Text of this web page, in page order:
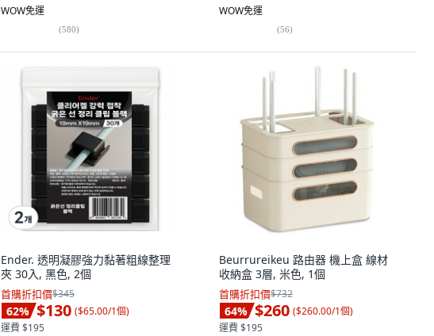
WOW免運
(580)
WOW免運
(56)
Ender. 透明凝膠強力黏著粗線整理
夾 30入, 黑色, 2個
首購折扣價$345
62% $130 ($65.00/1個)
運費 $195
Beurrureikeu 路由器 機上盒 線材
收納盒 3層, 米色, 1個
首購折扣價$732
64% $260 ($260.00/1個)
運費 $195